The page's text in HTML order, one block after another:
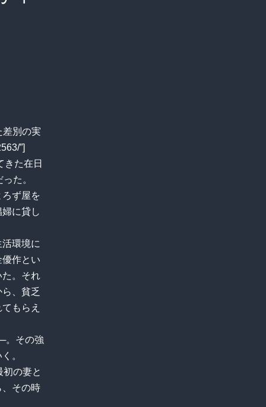
差別の実
”]
きた在日
た。
ず屋を
に貸し
環境に
作とい
た。それ
、貧乏
もらえ
。その強
。
の妻と
、その時